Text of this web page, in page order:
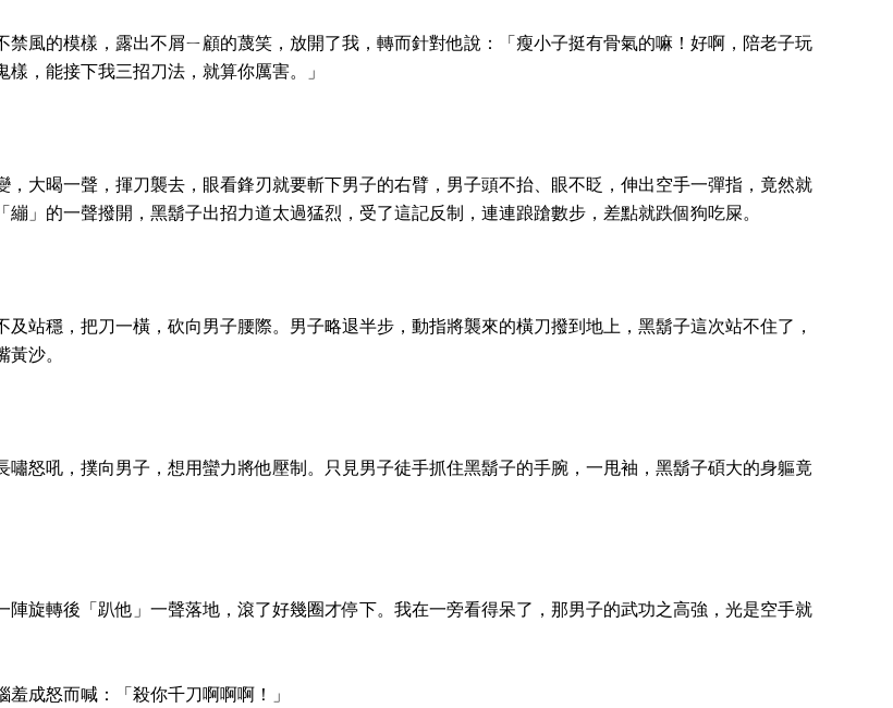
禁風的模樣，露出不屑ㄧ顧的蔑笑，放開了我，轉而針對他說：「瘦小子挺有骨氣的嘛！好啊，陪老子玩
樣，能接下我三招刀法，就算你厲害。」
，大暍一聲，揮刀襲去，眼看鋒刃就要斬下男子的右臂，男子頭不抬、眼不眨，伸出空手一彈指，竟然就
繃」的一聲撥開，黑鬍子出招力道太過猛烈，受了這記反制，連連踉蹌數步，差點就跌個狗吃屎。
及站穩，把刀一橫，砍向男子腰際。男子略退半步，動指將襲來的橫刀撥到地上，黑鬍子這次站不住了，
沙。
嘯怒吼，撲向男子，想用蠻力將他壓制。只見男子徒手抓住黑鬍子的手腕，一甩袖，黑鬍子碩大的身軀竟
陣旋轉後「趴他」一聲落地，滾了好幾圈才停下。我在一旁看得呆了，那男子的武功之高強，光是空手就
成怒而喊：「殺你千刀啊啊啊！」